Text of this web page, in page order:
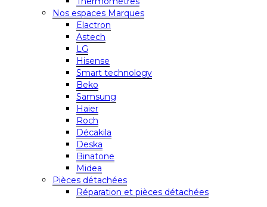
Nos espaces Marques
Elactron
Astech
LG
Hisense
Smart technology
Beko
Samsung
Haier
Roch
Décakila
Deska
Binatone
Midea
Pièces détachées
Réparation et pièces détachées